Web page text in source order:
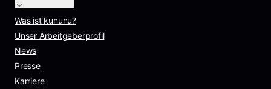
Was ist kununu?
Unser Arbeitgeberprofil
News
Presse
Karriere